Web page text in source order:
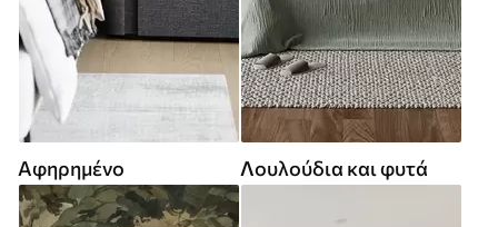
Αφηρημένο Λουλούδια και φυτά